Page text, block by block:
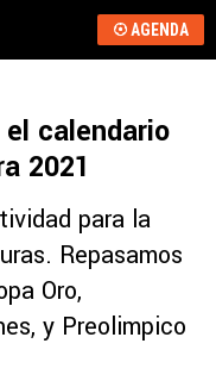
AGENDA
calendario
2021
para la
Repasamos
Oro,
y Preolimpico